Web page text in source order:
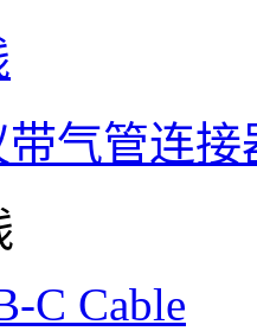
气管连接
C Cable